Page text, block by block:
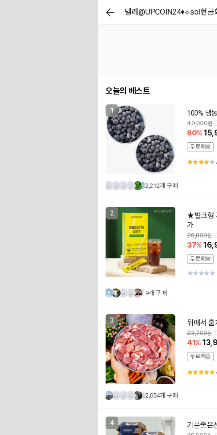
오늘의 베스트
1 100% 냉
40,000
60
무료배송
2,212개 구매
2
★벌크형
가
26,800
37
무료배송
9개 구매
3 뒤에서 훔
23,700
41
무료배송
2,054개 구매
4 기분좋은